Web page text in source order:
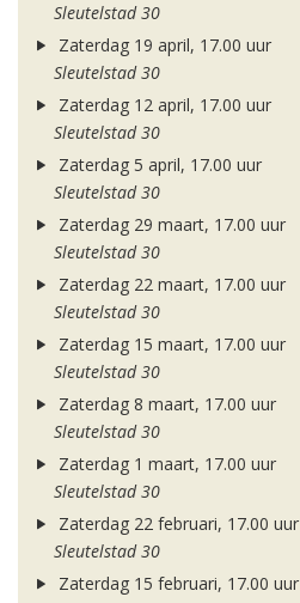
Sleutelstad 30
Zaterdag 19 april, 17.00 uur
Sleutelstad 30
Zaterdag 12 april, 17.00 uur
Sleutelstad 30
Zaterdag 5 april, 17.00 uur
Sleutelstad 30
Zaterdag 29 maart, 17.00 uur
Sleutelstad 30
Zaterdag 22 maart, 17.00 uur
Sleutelstad 30
Zaterdag 15 maart, 17.00 uur
Sleutelstad 30
Zaterdag 8 maart, 17.00 uur
Sleutelstad 30
Zaterdag 1 maart, 17.00 uur
Sleutelstad 30
Zaterdag 22 februari, 17.00 uur
Sleutelstad 30
Zaterdag 15 februari, 17.00 uur